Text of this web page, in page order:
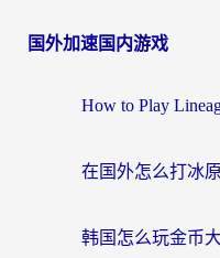
国外加速国内游戏